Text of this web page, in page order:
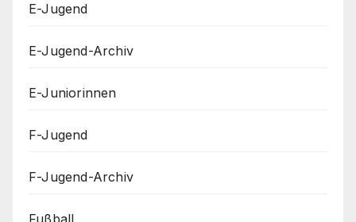
E-Jugend
E-Jugend-Archiv
E-Juniorinnen
F-Jugend
F-Jugend-Archiv